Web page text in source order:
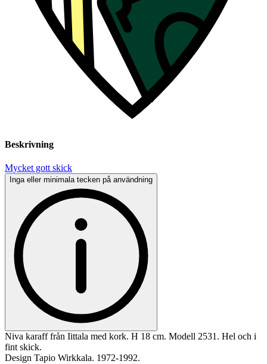
Beskrivning
Mycket gott skick
Inga eller minimala tecken på användning
Niva karaff från Iittala med kork. H 18 cm. Modell 2531. Hel och i
fint skick.
Design Tapio Wirkkala. 1972-1992.